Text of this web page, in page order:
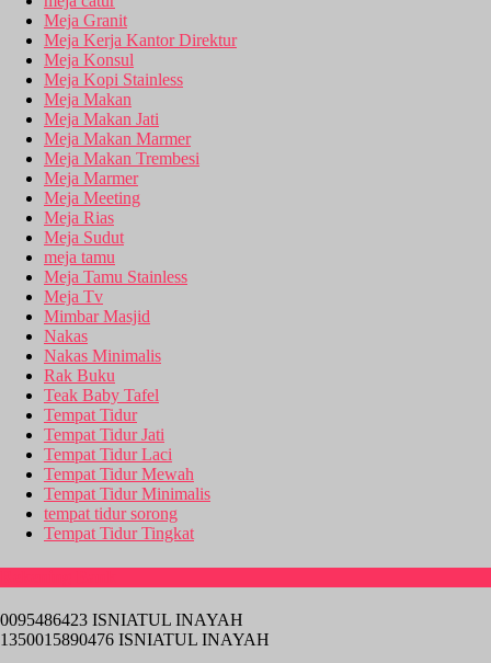
Meja Granit
Meja Kerja Kantor Direktur
Meja Konsul
Meja Kopi Stainless
Meja Makan
Meja Makan Jati
Meja Makan Marmer
Meja Makan Trembesi
Meja Marmer
Meja Meeting
Meja Rias
Meja Sudut
meja tamu
Meja Tamu Stainless
Meja Tv
Mimbar Masjid
Nakas
Nakas Minimalis
Rak Buku
Teak Baby Tafel
Tempat Tidur
Tempat Tidur Jati
Tempat Tidur Laci
Tempat Tidur Mewah
Tempat Tidur Minimalis
tempat tidur sorong
Tempat Tidur Tingkat
0095486423 ISNIATUL INAYAH
1350015890476 ISNIATUL INAYAH